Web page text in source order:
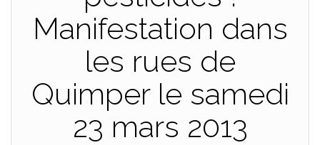
Manifestation dans
les rues de
Quimper le samedi
23 mars 2013